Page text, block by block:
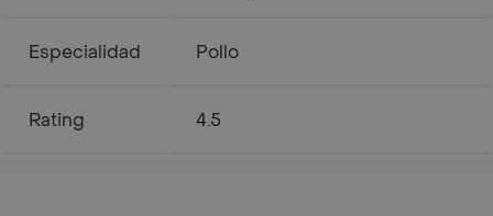
Especialidad Pollo
Rating 4.5